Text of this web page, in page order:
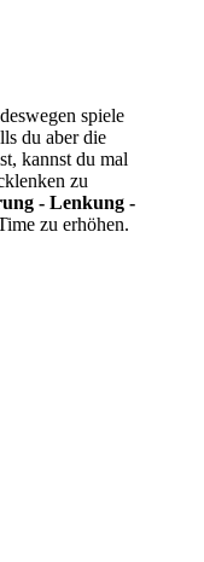
spiele
du aber die
kannst du mal
zu
- Lenkung -
zu erhöhen.